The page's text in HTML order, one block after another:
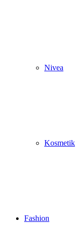
Nivea
Kosmetik
Fashion